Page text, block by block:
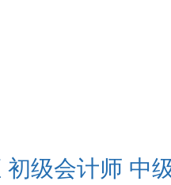
初级会计师 中